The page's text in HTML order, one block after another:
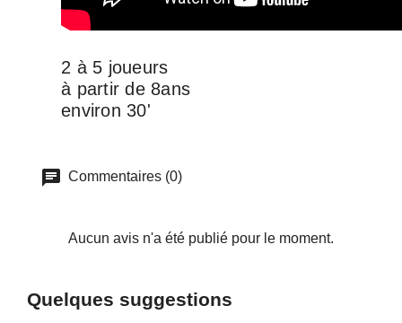
2 à 5 joueurs
à partir de 8ans
environ 30'
Commentaires (0)
Aucun avis n'a été publié pour le moment.
Quelques suggestions